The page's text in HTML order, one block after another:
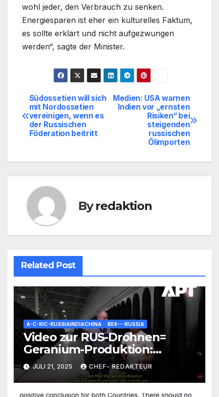
wohl jeder, den Verbrauch zu senken.
Energiesparen ist eher ein kulturelles Faktum,
es sollte erklärt und nicht aufgezwungen
werden“, sagte der Minister.
Beitragsnavigation
Medien: USA warnen
Indien vor „ernsten
Risiken“ bei
steigenden
russischen
Ölimporten
Südossetien will sich
mit Nordossetien
vereinigen, wenn es
der Russischen
Föderation beitritt
Byredaktion
Related Post
A-C-RIC-RUSSIAINDIACHINA BE4---RUSSIA
Video zur RUS-Drohnen=
Geranium-Produktion:
Interessante Zahlen und
Fakten
JULI 21, 2025 CHEF- REDAKTEUR